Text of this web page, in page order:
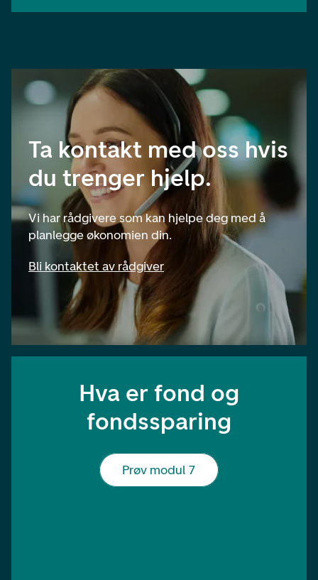
Ta kontakt med oss hvis
du trenger hjelp.
Vi har rådgivere som kan hjelpe deg med å
planlegge økonomien din.
Bli kontaktet av rådgiver
Hva er fond og
fondssparing
Prøv modul 7